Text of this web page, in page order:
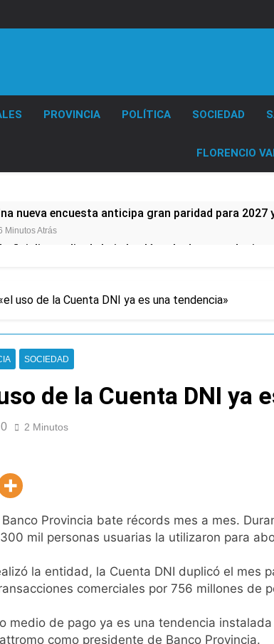
PROVINCIA POLÍTICA SOCIEDAD
FLORENCIO
nueva encuesta anticipa gran paridad para 2027
Minutos Atrás
oficialismo dio de baja la cláusula de venta de
Atrás
Atrás
para Quilmes: reconocieron a Apres Salud
avanzando las intervenciones hídricas en
notificaron 21 nuevos casos de la fiebre
Atrás
será sede del Festival de Cine de la India
Atrás
fue presentado como nuevo refuerzo de
bonos y ADR argentinos cerraron en baja y el
Atrás
Horas Atrás
estará el clima en Buenos Aires este
uso de la Cuenta DNI ya es una tendencia»
SOCIEDAD
de la Cuenta DNI ya
0 2 Minutos
Provincia bate récords mes a mes.
mil personas usuarias la utilizaron para
la entidad, la Cuenta DNI duplicó el
comerciales por 756 millones de
medio de pago ya es una tendencia
como presidente de Banco Provincia.